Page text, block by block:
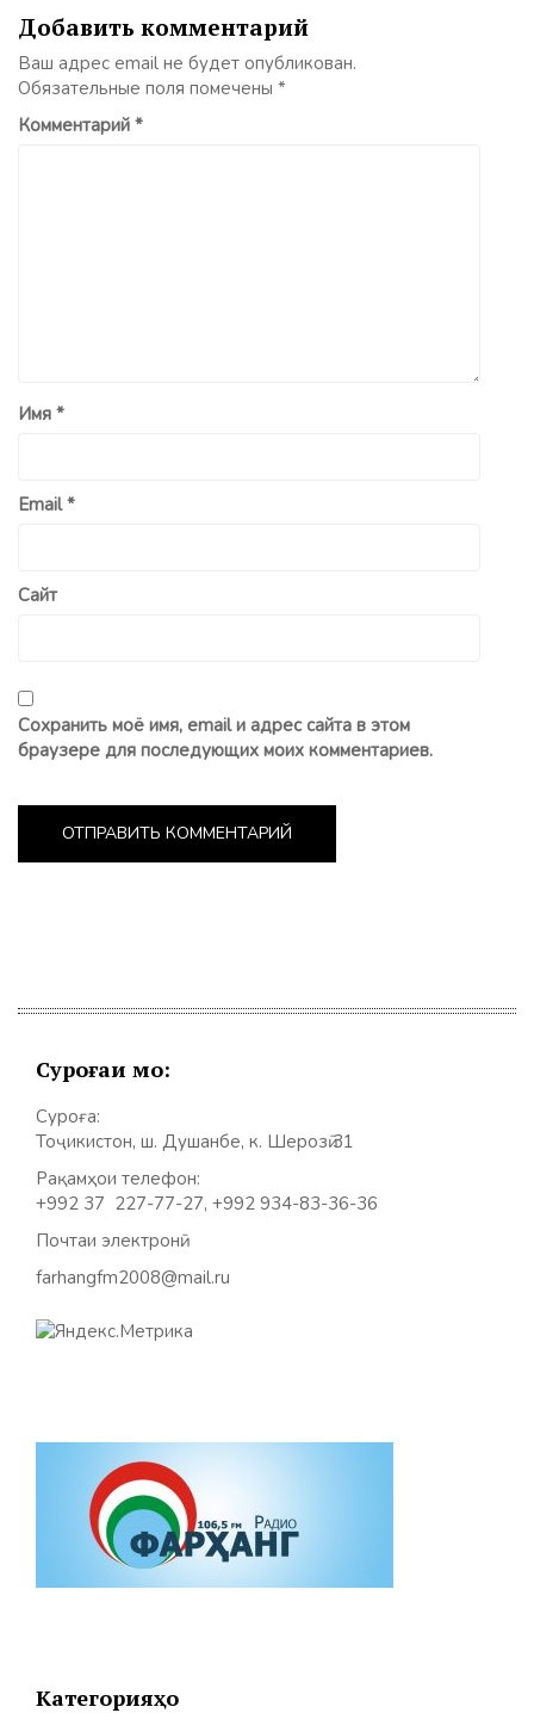
Добавить комментарий
Ваш адрес email не будет опубликован.
Обязательные поля помечены *
Комментарий *
Имя *
Email*
Сайт
Сохранить моё имя, email и адрес сайта в этом
браузере для последующих моих комментариев.
Суроғаи мо:
Суроға:
Тоҷикистон, ш. Душанбе, к. Шерозӣ 31
Рақамҳои телефон:
+992 37 227-77-27, +992 934-83-36-36
Почтаи электронӣ:
farhangfm2008@mail.ru
Категорияҳо